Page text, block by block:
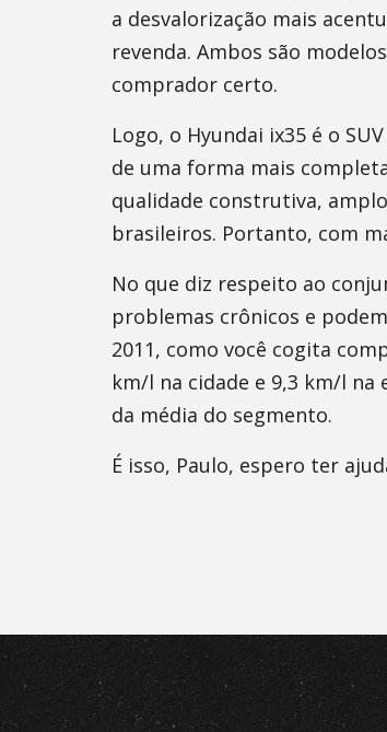
a desvalorização mais
revenda. Ambos são
comprador certo.
Logo, o Hyundai ix35 é o
de uma forma mais
qualidade construtiva,
brasileiros. Portanto, com
No que diz respeito ao
problemas crônicos e
2011, como você cogita
km/l na cidade e 9,3 km/l na
da média do segmento.
É isso, Paulo, espero ter